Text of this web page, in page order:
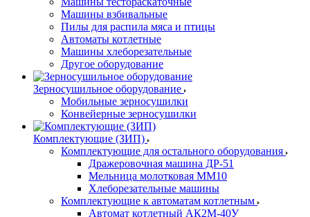
Машины взбивальные
Пилы для распила мяса и птицы
Автоматы котлетные
Машины хлеборезательные
Другое оборудование
Зерносушильное оборудование
Мобильные зерносушилки
Конвейерные зерносушилки
Комплектующие (ЗИП)
Комплектующие для остального оборудования
Дражеровочная машина ДР-51
Мельница молотковая ММ10
Хлеборезательные машины
Комплектующие к автоматам котлетным
Автомат котлетный АК2М-40У